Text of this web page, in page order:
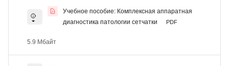
Учебное пособие: Комплексная аппаратная
диагностика патологии сетчатки
PDF
5.9 Мбайт